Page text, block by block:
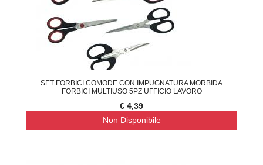
SET FORBICI COMODE CON IMPUGNATURA MORBIDA
FORBICI MULTIUSO 5PZ UFFICIO LAVORO
€ 4,39
Non Disponibile